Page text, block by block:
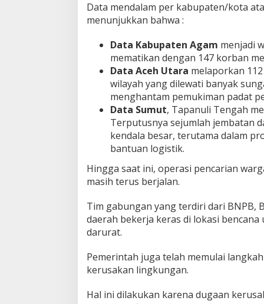
Data mendalam per kabupaten/kota
menunjukkan bahwa :
Data Kabupaten Agam menjadi
mematikan dengan 147 korban
Data Aceh Utara melaporkan
wilayah yang dilewati banyak
menghantam pemukiman padat
Data Sumut, Tapanuli Tengah
Terputusnya sejumlah jembatan
kendala besar, terutama dalam
bantuan logistik.
Hingga saat ini, operasi pencarian
masih terus berjalan.
Tim gabungan yang terdiri dari BNPB,
daerah bekerja keras di lokasi
darurat.
Pemerintah juga telah memulai
kerusakan lingkungan.
Hal ini dilakukan karena dugaan